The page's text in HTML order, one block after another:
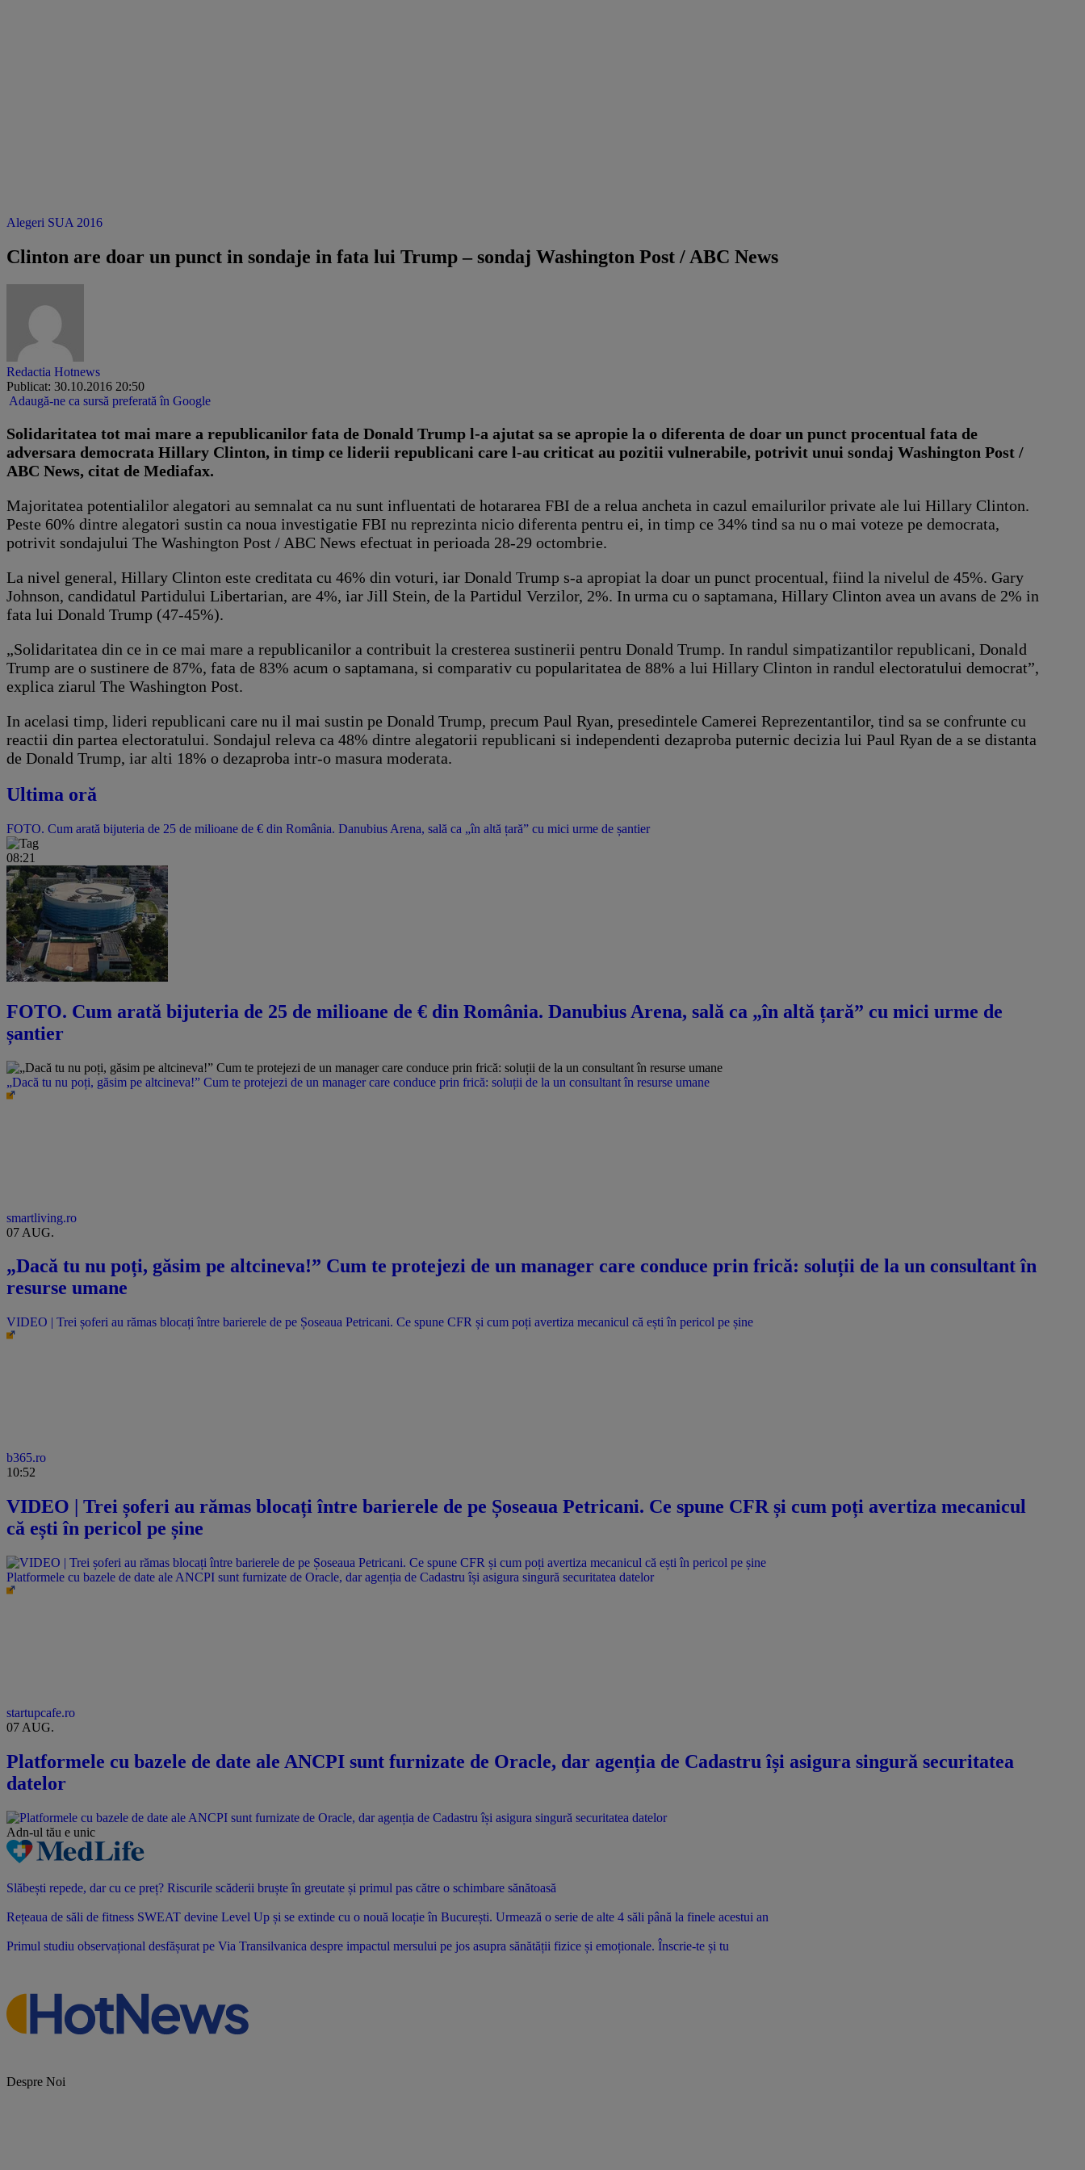
Alegeri SUA 2016
Clinton are doar un punct in sondaje in fata lui Trump – sondaj Washington Post / ABC News
Redactia Hotnews
Publicat: 30.10.2016 20:50
Adaugă-ne ca sursă preferată în Google
Solidaritatea tot mai mare a republicanilor fata de Donald Trump l-a ajutat sa se apropie la o diferenta de doar un punct procentual fata de
adversara democrata Hillary Clinton, in timp ce liderii republicani care l-au criticat au pozitii vulnerabile, potrivit unui sondaj Washington Post /
ABC News, citat de Mediafax.
Majoritatea potentialilor alegatori au semnalat ca nu sunt influentati de hotararea FBI de a relua ancheta in cazul emailurilor private ale lui Hillary Clinton.
Peste 60% dintre alegatori sustin ca noua investigatie FBI nu reprezinta nicio diferenta pentru ei, in timp ce 34% tind sa nu o mai voteze pe democrata,
potrivit sondajului The Washington Post / ABC News efectuat in perioada 28-29 octombrie.
La nivel general, Hillary Clinton este creditata cu 46% din voturi, iar Donald Trump s-a apropiat la doar un punct procentual, fiind la nivelul de 45%. Gary
Johnson, candidatul Partidului Libertarian, are 4%, iar Jill Stein, de la Partidul Verzilor, 2%. In urma cu o saptamana, Hillary Clinton avea un avans de 2% in
fata lui Donald Trump (47-45%).
„Solidaritatea din ce in ce mai mare a republicanilor a contribuit la cresterea sustinerii pentru Donald Trump. In randul simpatizantilor republicani, Donald
Trump are o sustinere de 87%, fata de 83% acum o saptamana, si comparativ cu popularitatea de 88% a lui Hillary Clinton in randul electoratului democrat”,
explica ziarul The Washington Post.
In acelasi timp, lideri republicani care nu il mai sustin pe Donald Trump, precum Paul Ryan, presedintele Camerei Reprezentantilor, tind sa se confrunte cu
reactii din partea electoratului. Sondajul releva ca 48% dintre alegatorii republicani si independenti dezaproba puternic decizia lui Paul Ryan de a se distanta
de Donald Trump, iar alti 18% o dezaproba intr-o masura moderata.
Ultima oră
FOTO. Cum arată bijuteria de 25 de milioane de € din România. Danubius Arena, sală ca „în altă țară” cu mici urme de șantier
08:21
FOTO. Cum arată bijuteria de 25 de milioane de € din România. Danubius Arena, sală ca „în altă țară” cu mici urme de
șantier
„Dacă tu nu poți, găsim pe altcineva!” Cum te protejezi de un manager care conduce prin frică: soluții de la un consultant în resurse umane
smartliving.ro
07 AUG.
„Dacă tu nu poți, găsim pe altcineva!” Cum te protejezi de un manager care conduce prin frică: soluții de la un consultant în
resurse umane
VIDEO | Trei șoferi au rămas blocați între barierele de pe Șoseaua Petricani. Ce spune CFR și cum poți avertiza mecanicul că ești în pericol pe șine
b365.ro
10:52
VIDEO | Trei șoferi au rămas blocați între barierele de pe Șoseaua Petricani. Ce spune CFR și cum poți avertiza mecanicul
că ești în pericol pe șine
Platformele cu bazele de date ale ANCPI sunt furnizate de Oracle, dar agenția de Cadastru își asigura singură securitatea datelor
startupcafe.ro
07 AUG.
Platformele cu bazele de date ale ANCPI sunt furnizate de Oracle, dar agenția de Cadastru își asigura singură securitatea
datelor
Adn-ul tău e unic
Slăbești repede, dar cu ce preț? Riscurile scăderii bruște în greutate și primul pas către o schimbare sănătoasă
Rețeaua de săli de fitness SWEAT devine Level Up și se extinde cu o nouă locație în București. Urmează o serie de alte 4 săli până la finele acestui an
Primul studiu observațional desfășurat pe Via Transilvanica despre impactul mersului pe jos asupra sănătății fizice și emoționale. Înscrie-te și tu
Despre Noi